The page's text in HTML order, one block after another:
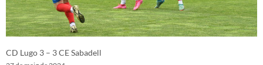
CD Lugo 3 – 3 CE Sabadell